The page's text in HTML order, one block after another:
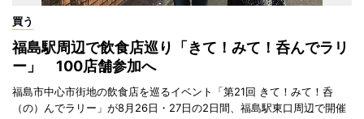
買う
福島駅周辺で飲食店巡り「きて！みて！呑んでラリ
ー」 100店舗参加へ
福島市中心市街地の飲食店を巡るイベント「第21回 きて！みて！呑
（の）んでラリー」が8月26日・27日の2日間、福島駅東口周辺で開催